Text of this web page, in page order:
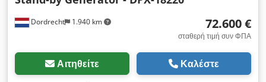
Dordrecht 1.940 km 72.600 €
σταθερή τιμή συν ΦΠΑ
Αιτηθείτε Καλέστε